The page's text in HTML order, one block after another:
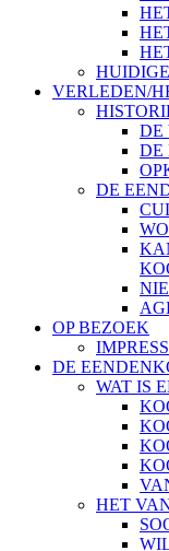
VERLEDEN/
DE
DE
DE
OP BEZOEK
DE
WAT IS
HET